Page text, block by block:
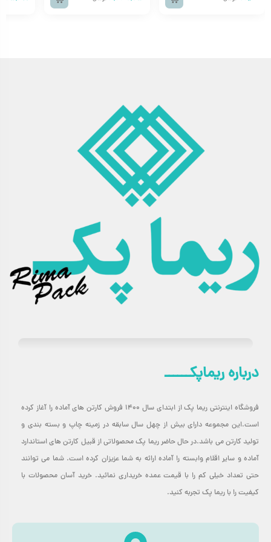
رنگ رویه : قهوه ای
عرض: ۱۴۰ سانتی متر
وزن : ۲۰ تا ۲۲ کیلوگرم
ضخامت: ۲ میلیمتر
ویژگی‌ها:
ساختار دو لایه با فلوت E: ترکیب لایه صاف و برجسته برای جذب
حداکثری ضربه و فشار.
کاربردهای گوناگون.
سایر گزینه‌ها.
کیفیت ساخت عالی: تولید شده از کاغذ کرافت ایرانی با کیفیت بالا.
قابلیت بازیافت : سازگار با محیط زیست و تولید شده از مواد طبیعی.
سبک و کم‌حجم: عدم افزایش وزن محسوس در بسته‌بندی نهایی.
حساس.
درباره ریماپکــــــ
فروشگاه اینترنتی ریما پک از ابتدای سال ۱۴۰۰ فروش کارتن های آماده را آغاز کرده
است.این مجموعه دارای بیش از چهل سال سابقه در زمینه چاپ و بسته بندی و
تولید کارتن می باشد.در حال حاضر ریما پک محصولاتی از قبیل کارتن های استاندارد
آماده و سایر اقلام وابسته را آماده ارائه به شما عزیزان کرده است. شما می توانند
حتی تعداد خیلی کم را با قیمت عمده خریداری نمائید. خرید آسان محصولات با
کیفیت را با ریما پک تجربه کنید.